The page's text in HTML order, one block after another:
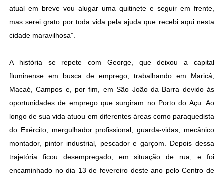
atual em breve vou alugar uma quitinete e seguir em frente,
mas serei grato por toda vida pela ajuda que recebi aqui nesta
cidade maravilhosa”.
A história se repete com George, que deixou a capital
fluminense em busca de emprego, trabalhando em Maricá,
Macaé, Campos e, por fim, em São João da Barra devido às
oportunidades de emprego que surgiram no Porto do Açu. Ao
longo de sua vida atuou em diferentes áreas como paraquedista
do Exército, mergulhador profissional, guarda-vidas, mecânico
montador, pintor industrial, pescador e garçom. Depois dessa
trajetória ficou desempregado, em situação de rua, e foi
encaminhado no dia 13 de fevereiro deste ano pelo Centro de